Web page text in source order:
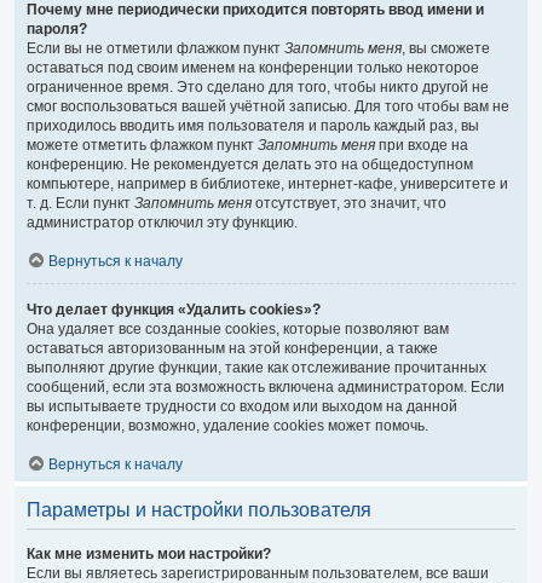
Почему мне периодически приходится повторять ввод имени и
пароля?
Если вы не отметили флажком пункт Запомнить меня, вы сможете
оставаться под своим именем на конференции только некоторое
ограниченное время. Это сделано для того, чтобы никто другой не
смог воспользоваться вашей учётной записью. Для того чтобы вам не
приходилось вводить имя пользователя и пароль каждый раз, вы
можете отметить флажком пункт Запомнить меня при входе на
конференцию. Не рекомендуется делать это на общедоступном
компьютере, например в библиотеке, интернет-кафе, университете и
т. д. Если пункт Запомнить меня отсутствует, это значит, что
администратор отключил эту функцию.
Вернуться к началу
Что делает функция «Удалить cookies»?
Она удаляет все созданные cookies, которые позволяют вам
оставаться авторизованным на этой конференции, а также
выполняют другие функции, такие как отслеживание прочитанных
сообщений, если эта возможность включена администратором. Если
вы испытываете трудности со входом или выходом на данной
конференции, возможно, удаление cookies может помочь.
Вернуться к началу
Параметры и настройки пользователя
Как мне изменить мои настройки?
Если вы являетесь зарегистрированным пользователем, все ваши